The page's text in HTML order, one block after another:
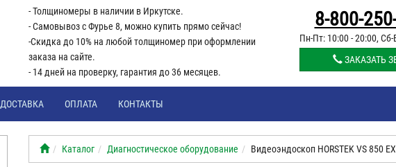
- Толщиномеры в наличии в Иркутске.
- Самовывоз с Фурье 8, можно купить прямо сейчас!
-Скидка до 10% на любой толщиномер при оформлении
заказа на сайте.
- 14 дней на проверку, гарантия до 36 месяцев.
8-800-
Пн-Пт: 10:00 - 20:00, Сб-
ЗАКАЗАТЬ
ДОСТАВКА ОПЛАТА КОНТАКТЫ
Каталог Диагностическое оборудование Видеоэндоскоп HORSTEK VS 850